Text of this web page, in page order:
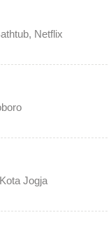
Netflix
Jogja